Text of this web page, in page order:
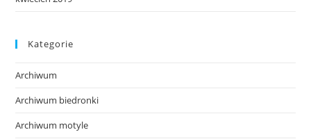
Kategorie
Archiwum
Archiwum biedronki
Archiwum motyle